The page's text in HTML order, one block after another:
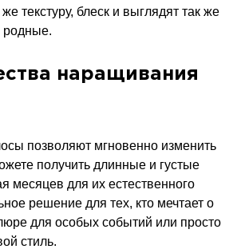
текстуру, блеск и выглядят так же
родные.
наращивания
позволяют мгновенно изменить
получить длинные и густые
месяцев для их естественного
решение для тех, кто мечтает о
для особых событий или просто
стиль.